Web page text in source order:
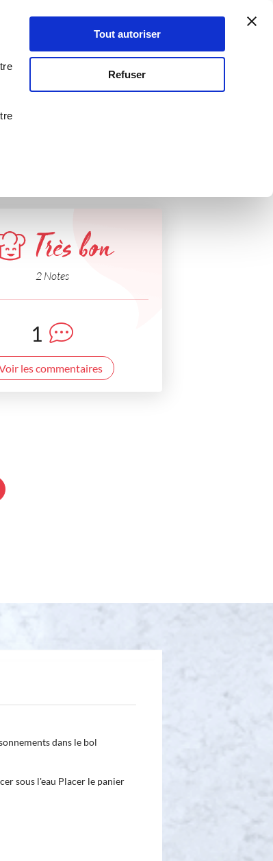
Tout autoriser
Refuser
Se connecter
Très bon
2 Notes
1
les commentaires
dans le bol
sous l'eau Placer le panier